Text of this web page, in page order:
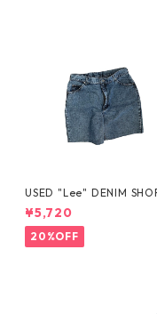
USED "Lee" DENIM
¥5,720
20%OFF